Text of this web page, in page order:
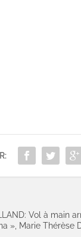
Vol à main
», Marie Thérèse